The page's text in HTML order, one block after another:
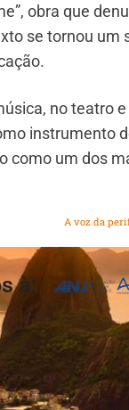
obra que
se tornou um
no teatro
instrumento
como um dos
A voz da
à: